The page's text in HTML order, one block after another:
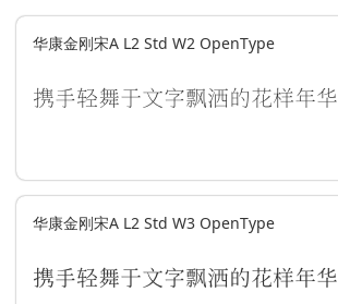
华康金刚宋A L2 Std W2 OpenType
携手轻舞于文字飘洒的花样年华
华康金刚宋A L2 Std W3 OpenType
携手轻舞于文字飘洒的花样年华